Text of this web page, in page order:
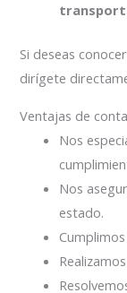
Si deseas
dirígete
Ventajas de
Nos
Nos
estado.